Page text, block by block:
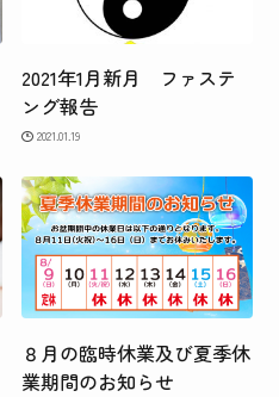
2021年1月新月 ファステ
ング報告
2021.01.19
８月の臨時休業及び夏季休
業期間のお知らせ